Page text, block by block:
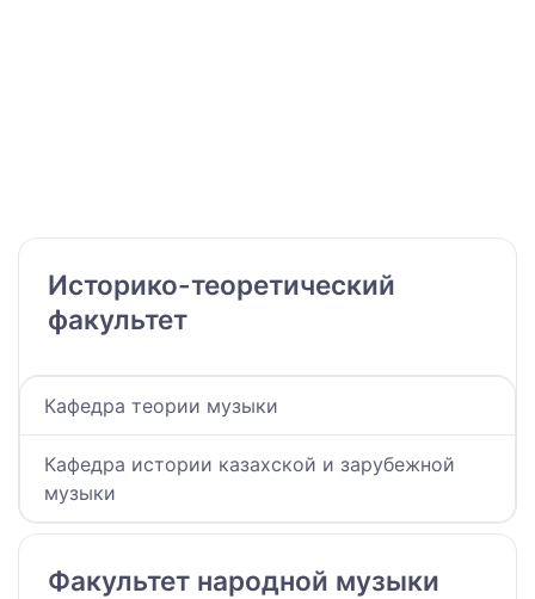
Историко-теоретический
факультет
Кафедра теории музыки
Кафедра истории казахской и зарубежной
музыки
Факультет народной музыки